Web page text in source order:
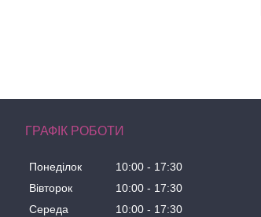
ГРАФІК РОБОТИ
Понеділок 10:00
17:30
Вівторок
10:00
17:30
Середа
10:00
17:30